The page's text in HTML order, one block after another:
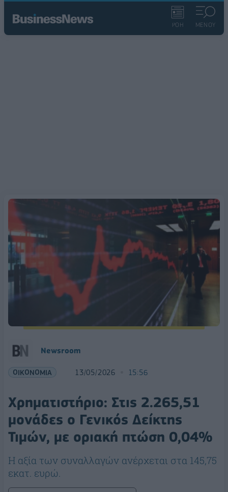
ΡΟΗ ΜΕΝΟΥ
Νewsroom
ΟΙΚΟΝΟΜΙΑ 13/05/2026 15:56
Χρηματιστήριo: Στις 2.265,51
μονάδες ο Γενικός Δείκτης
Τιμών, με οριακή πτώση 0,04%
Η αξία των συναλλαγών ανέρχεται στα 145,75
εκατ. ευρώ.